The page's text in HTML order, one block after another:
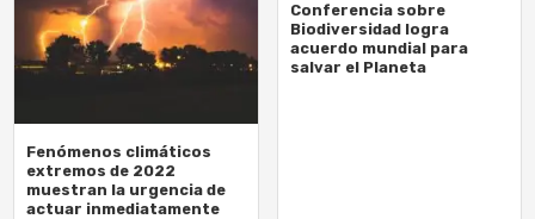
Fenómenos climáticos
extremos de 2022
muestran la urgencia de
actuar inmediatamente
Conferencia sobre
Biodiversidad logra
acuerdo mundial para
salvar el Planeta